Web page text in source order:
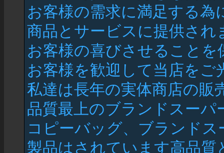
お客様の需求に満足する
商品とサービスに提供され
お客様の喜びさせることを
お客様を歓迎して当店をご
私達は長年の実体商店の
品質最上のブランドスー
コピーバッグ、ブランド
製品はされています高品質